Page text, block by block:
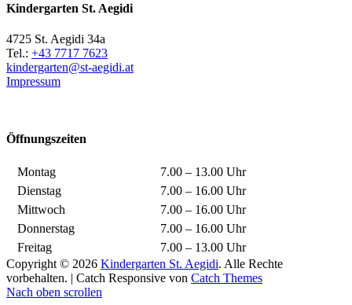
Kindergarten St. Aegidi
4725 St. Aegidi 34a
Tel.: +43 7717 7623
kindergarten@st-aegidi.at
Impressum
Öffnungszeiten
Montag
7.00 – 13.00 Uhr
Dienstag
7.00 – 16.00 Uhr
Mittwoch
7.00 – 16.00 Uhr
Donnerstag
7.00 – 16.00 Uhr
Freitag
7.00 – 13.00 Uhr
Copyright © 2026 Kindergarten St. Aegidi. Alle Rechte
vorbehalten. | Catch Responsive von Catch Themes
Nach oben scrollen